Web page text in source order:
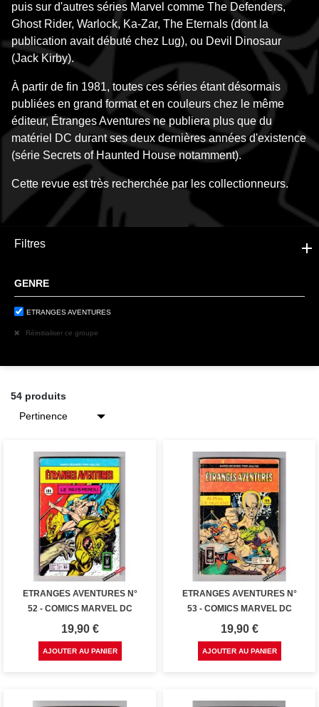
puis sur d'autres séries Marvel comme The Defenders,
Ghost Rider, Warlock, Ka-Zar, The Eternals (dont la
publication avait débuté chez Lug), ou Devil Dinosaur
(Jack Kirby).
À partir de fin 1981, toutes ces séries étant désormais
publiées en grand format et en couleurs chez le même
éditeur, Étranges Aventures ne publiera plus que du
matériel DC durant ses deux dernières années d'existence
(série Secrets of Haunted House notamment).
Cette revue est très recherchée par les collectionneurs.
Filtres
GENRE
ETRANGES AVENTURES
Réinitialiser ce groupe
54 produits
ETRANGES AVENTURES N°
52 - COMICS MARVEL DC
Prix
19,90 €
AJOUTER AU PANIER
ETRANGES AVENTURES N°
53 - COMICS MARVEL DC
Prix
19,90 €
AJOUTER AU PANIER